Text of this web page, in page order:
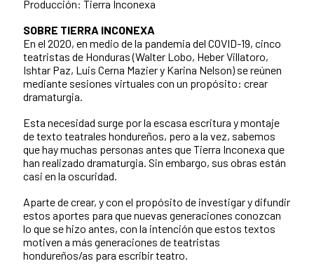
Producción: Tierra Inconexa
SOBRE TIERRA INCONEXA
En el 2020, en medio de la pandemia del COVID-19, cinco
teatristas de Honduras (Walter Lobo, Heber Villatoro,
Ishtar Paz, Luis Cerna Mazier y Karina Nelson) se reúnen
mediante sesiones virtuales con un propósito: crear
dramaturgia.
Esta necesidad surge por la escasa escritura y montaje
de texto teatrales hondureños, pero a la vez, sabemos
que hay muchas personas antes que Tierra Inconexa que
han realizado dramaturgia. Sin embargo, sus obras están
casi en la oscuridad.
Aparte de crear, y con el propósito de investigar y difundir
estos aportes para que nuevas generaciones conozcan
lo que se hizo antes, con la intención que estos textos
motiven a más generaciones de teatristas
hondureños/as para escribir teatro.